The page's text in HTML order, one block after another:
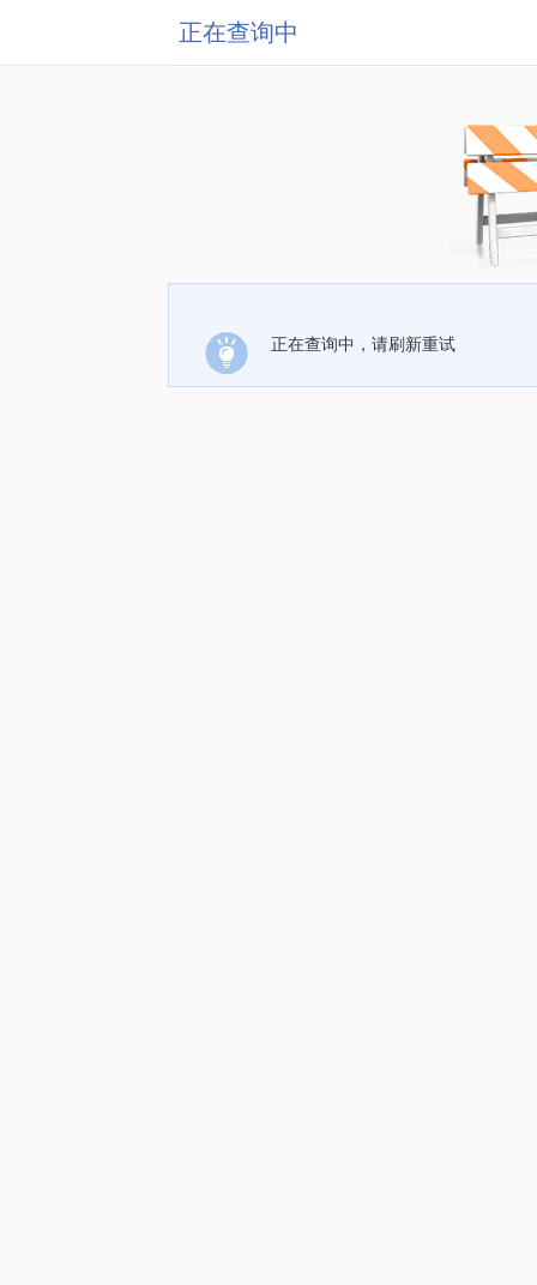
正在查询中
正在查询中，请刷新重试